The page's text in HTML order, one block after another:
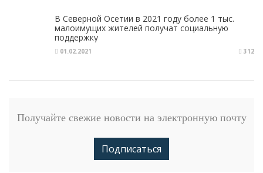
В Северной Осетии в 2021 году более 1 тыс.
малоимущих жителей получат социальную
поддержку
01.02.2021 312
Получайте свежие новости на электронную почту
Подписаться